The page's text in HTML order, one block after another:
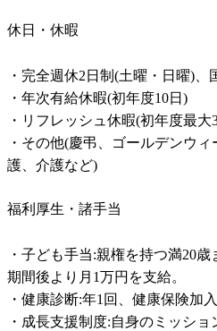
休日・休暇
・完全週休2日制(土曜・日曜)、
・年次有給休暇(初年度10日)
・リフレッシュ休暇(初年度最大
・その他(慶弔、ゴールデンウ
護、介護など)
福利厚生・諸手当
・子ども手当:親権を持つ満20
期間後より月1万円を支給。
・健康診断:年1回、健康保険加
・成長支援制度:自身のミッシ